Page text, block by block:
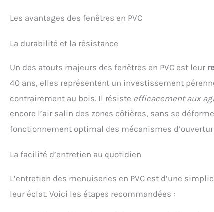
Les avantages des fenêtres en PVC
La durabilité et la résistance
Un des atouts majeurs des fenêtres en PVC est leur
40 ans, elles représentent un investissement
contrairement au bois. Il résiste efficacement aux
encore l’air salin des zones côtières, sans se
fonctionnement optimal des mécanismes
La facilité d’entretien au quotidien
L’entretien des menuiseries en PVC est d’une
leur éclat. Voici les étapes recommandées :